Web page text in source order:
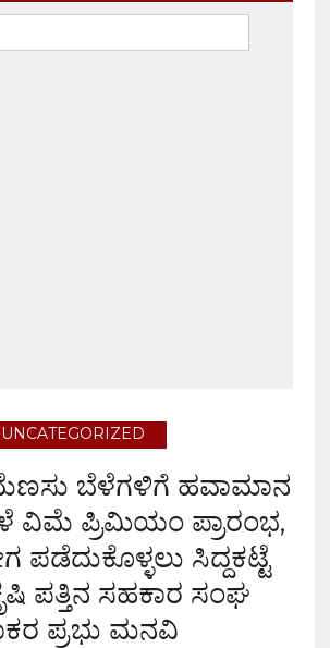
UNCATEGORIZED
ಬೆಳೆಗಳಿಗೆ ಹವಾಮಾನ
ವಿಮೆ ಪ್ರಿಮಿಯಂ ಪ್ರಾರಂಭ,
ಸಿದ್ದಕಟ್ಟೆ
ಪತ್ತಿನ ಸಹಕಾರ ಸಂಘ
ಪ್ರಭು ಮನವಿ